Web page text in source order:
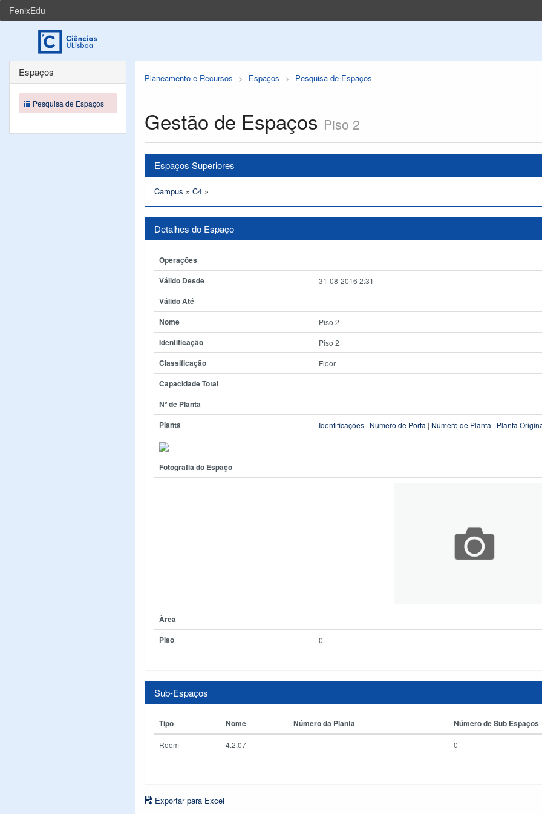
FenixEdu
Planeamento e Recursos Espaços Pesquisa de Espaços
Gestão de Espaços Piso 2
Espaços Superiores
Campus » C4 »
Detalhes do Espaço
Operações
Válido Desde
31-08-2016 2:31
Válido Até
Nome
Piso 2
Identificação Piso 2
Classificação Floor
Capacidade Total
Nº de Planta
Planta
Identificações | Número de Porta | Número de Planta | Planta
Fotografia do Espaço
Àrea
Piso
0
Sub-Espaços
Tipo Nome Número da Planta Número de Sub Espaços
Room 4.2.07 - 0
Exportar para Excel
Espaços
Pesquisa de Espaços